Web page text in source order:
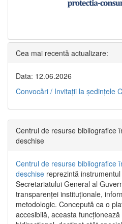
Cea mai recentă actualizare:
Data: 12.06.2026
Convocări / Invitaţii la şedinţele
Centrul de resurse bibliografice
deschise
Centrul de resurse bibliografice
deschise reprezintă
Secretariatului General al
transparenței instituționale,
metodologic. Concepută ca o
accesibilă, aceasta